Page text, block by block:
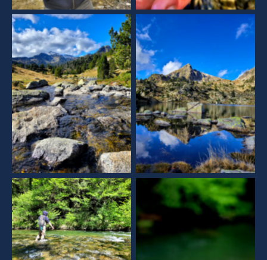
Aucune légende Aucune légende
Aucune légende